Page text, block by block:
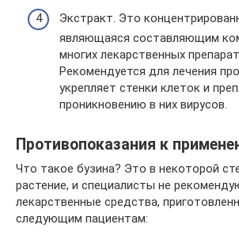
Экстракт. Это
являющаяся составляющим
многих лекарственных
Рекомендуется для лечения
укрепляет стенки клеток и
проникновению в них вирусов.
Противопоказания к
Что такое бузина? Это в некоторой
растение, и специалисты не
лекарственные средства,
следующим пациентам: